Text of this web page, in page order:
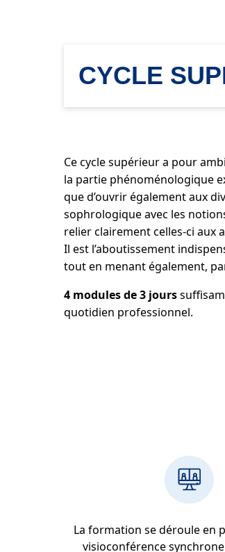
CYCLE
Ce cycle supérieur a pour
la partie phénoménologique
que d’ouvrir également aux
sophrologique avec les
relier clairement celles-ci aux
Il est l’aboutissement
tout en menant également,
4 modules de 3 jours
quotidien professionnel.
La formation se déroule en
visioconférence